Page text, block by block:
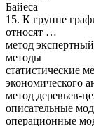
Байеса
15. К группе
относят …
метод
методы
статистические
экономического
метод деревьев-
описательные
операционные